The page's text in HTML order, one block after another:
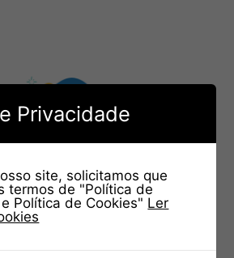
Privacidade
site, solicitamos que
termos de "Política de
Política de Cookies" Ler